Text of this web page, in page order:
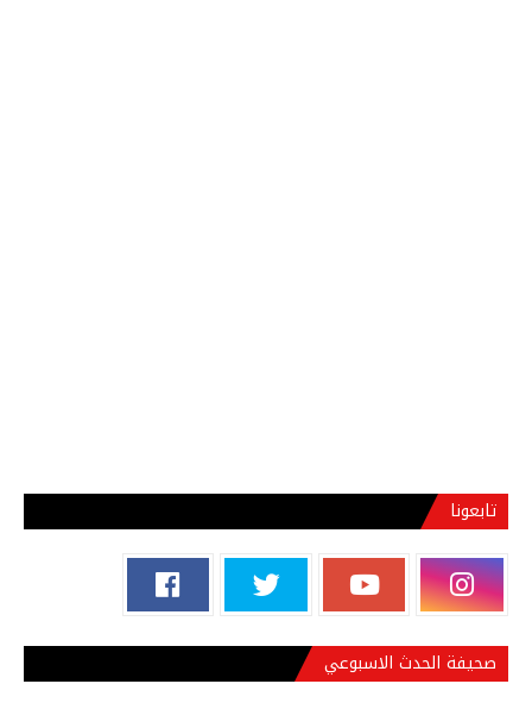
تابعونا
صحيفة الحدث الاسبوعي